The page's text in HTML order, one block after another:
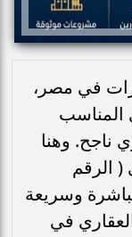
في مصر،
المناسب
ناجح. وهنا
( الرقم
وسريعة
في